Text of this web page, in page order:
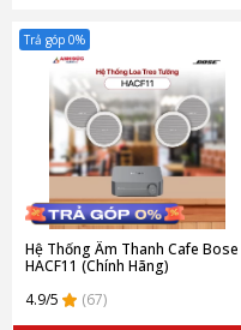
Trả góp 0%
Hệ Thống Âm Thanh Cafe Bose
HACF11 (Chính Hãng)
4.9/5
(67)